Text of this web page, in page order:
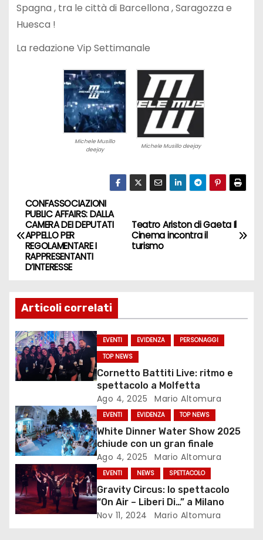
Spagna , tra le città di Barcellona , Saragozza e
Huesca !
La redazione Vip Settimanale
Michele Musillo
deejay
Michele Musillo deejay
N
a
v
g
a
z
i
o
n
e
a
r
Teatro Ariston di Gaeta Il
Cinema incontra il
turismo
CONFASSOCIAZIONI
PUBLIC AFFAIRS: DALLA
CAMERA DEI DEPUTATI
APPELLO PER
REGOLAMENTARE I
RAPPRESENTANTI
D’INTERESSE
Articoli correlati
EVENTI EVIDENZA
PERSONAGGI
TOP NEWS
Cornetto Battiti Live: ritmo e
spettacolo a Molfetta
Ago 4, 2025 Mario Altomura
EVENTI EVIDENZA TOP NEWS
White Dinner Water Show 2025
chiude con un gran finale
Ago 4, 2025 Mario Altomura
EVENTI NEWS SPETTACOLO
Gravity Circus: lo spettacolo
“On Air – Liberi Di…” a Milano
Nov 11, 2024 Mario Altomura